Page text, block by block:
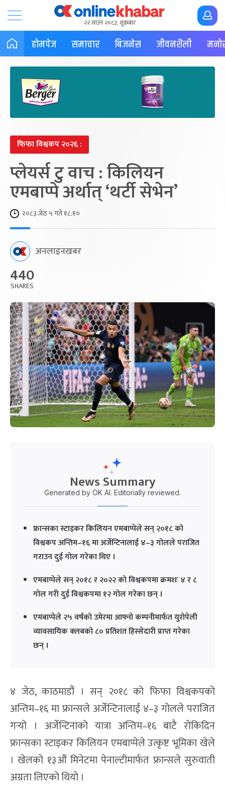
२२ साउन २०८३, शुक्रबार
होमपेज समाचार बिजनेस जीवनशैली
फिफा विश्वकप २०२६ :
प्लेयर्स टु वाच : किलियन
एमबाप्पे अर्थात् ‘थर्टी सेभेन’
२०८३ जेठ ५ गते १८:१०
अनलाइनखबर
440
SHARES
News Summary
Generated by OK AI. Editorially reviewed.
फ्रान्सका स्टाइकर किलियन एमबाप्पेले सन् २०१८ को
विश्वकप अन्तिम–१६ मा अर्जेन्टिनालाई ४–३ गोलले पराजित
गराउन दुई गोल गरेका थिए ।
एमबाप्पेले सन् २०१८ र २०२२ को विश्वकपमा क्रमशः ४ र ८
गोल गरी दुई विश्वकपमा १२ गोल गरेका छन् ।
एमबाप्पेले २५ वर्षको उमेरमा आफ्नो कम्पनीमार्फत युरोपेली
व्यावसायिक क्लबको ८० प्रतिशत हिस्सेदारी प्राप्त गरेका
छन् ।
४ जेठ, काठमाडौं । सन् २०१८ को फिफा विश्वकपको
अन्तिम–१६ मा फ्रान्सले अर्जेन्टिनालाई ४–३ गोलले पराजित
गर्‍यो । अर्जेन्टिनाको यात्रा अन्तिम–१६ बाटै रोकिदिन
फ्रान्सका स्टाइकर किलियन एमबाप्पेले उत्कृष्ट भूमिका खेले
। खेलको १३औं मिनेटमा पेनाल्टीमार्फत फ्रान्सले सुरुवाती
अग्रता लिएको थियो ।